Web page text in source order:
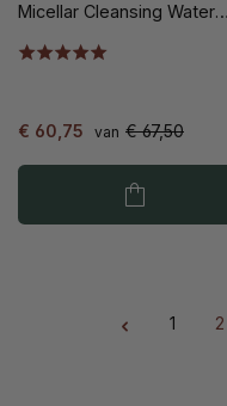
Micellar Cleansing Water
€ 60,75 van € 67,50
Pagina
1 2